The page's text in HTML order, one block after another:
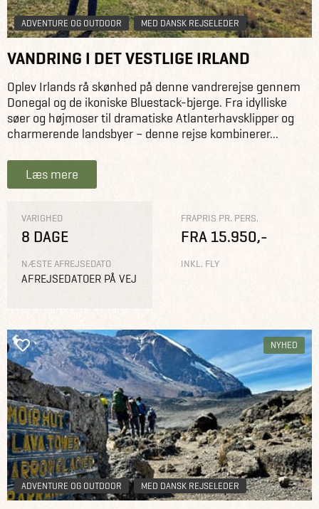
ADVENTURE OG OUTDOOR MED DANSK REJSELEDER
VANDRING I DET VESTLIGE IRLAND
Oplev Irlands rå skønhed på denne vandrerejse gennem
Donegal og de ikoniske Bluestack-bjerge. Fra idylliske
søer og højmoser til dramatiske Atlanterhavsklipper og
charmerende landsbyer – denne rejse kombinerer...
Læs mere
VARIGHED
8 DAGE
NÆSTE AFREJSEDATO
AFREJSEDATOER PÅ VEJ
FRAPRIS PR. PERS.
FRA 15.950,-
INKL. FLY
NYHED
ADVENTURE OG OUTDOOR MED DANSK REJSELEDER